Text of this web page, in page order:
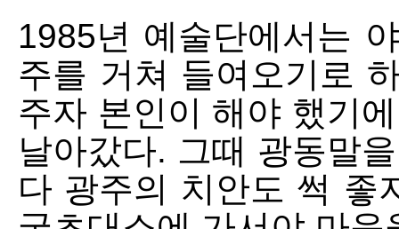
1985년 예술단에서는
주를 거쳐 들여오기로
주자 본인이 해야 했기
날아갔다. 그때 광동말
다 광주의 치안도 썩 좋